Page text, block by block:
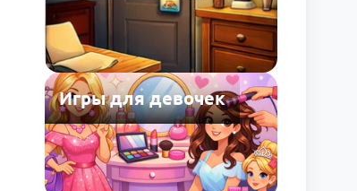
Игры для девочек